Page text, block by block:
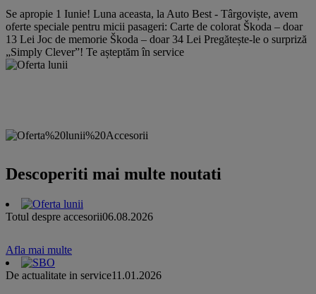
Se apropie 1 Iunie! Luna aceasta, la Auto Best - Târgoviște, avem
oferte speciale pentru micii pasageri: Carte de colorat Škoda – doar
13 Lei Joc de memorie Škoda – doar 34 Lei Pregătește-le o surpriză
„Simply Clever”! Te așteptăm în service
Descoperiti mai multe noutati
Totul despre accesorii06.08.2026
Afla mai multe
De actualitate in service11.01.2026